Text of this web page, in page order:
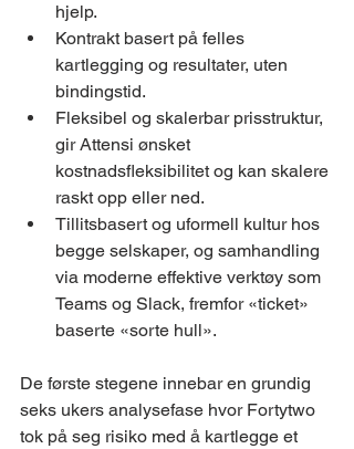
hjelp.
Kontrakt basert på felles
kartlegging og resultater, uten
bindingstid.
Fleksibel og skalerbar prisstruktur,
gir Attensi ønsket
kostnadsfleksibilitet og kan skalere
raskt opp eller ned.
Tillitsbasert og uformell kultur hos
begge selskaper, og samhandling
via moderne effektive verktøy som
Teams og Slack, fremfor «ticket»
baserte «sorte hull».
De første stegene innebar en grundig
seks ukers analysefase hvor Fortytwo
tok på seg risiko med å kartlegge et